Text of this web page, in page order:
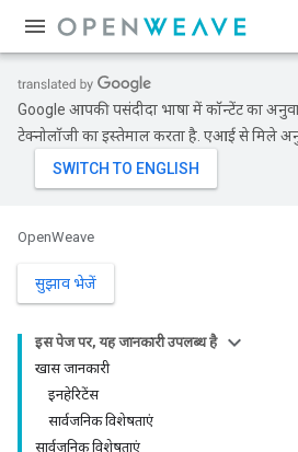
Google आपकी पसंदीदा भाषा में कॉन्टेंट का
टेक्नोलॉजी का इस्तेमाल करता है. एआई से मिले
OpenWeave
सुझाव भेजें
इस पेज पर, यह जानकारी उपलब्ध है
खास जानकारी
इनहेरिटेंस
सार्वजनिक विशेषताएं
सार्वजनिक विशेषताएं